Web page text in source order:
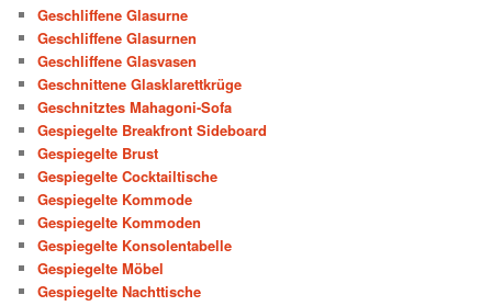
Geschliffene Glasurne
Geschliffene Glasurnen
Geschliffene Glasvasen
Geschnittene Glasklarettkrüge
Geschnitztes Mahagoni-Sofa
Gespiegelte Breakfront Sideboard
Gespiegelte Brust
Gespiegelte Cocktailtische
Gespiegelte Kommode
Gespiegelte Kommoden
Gespiegelte Konsolentabelle
Gespiegelte Möbel
Gespiegelte Nachttische